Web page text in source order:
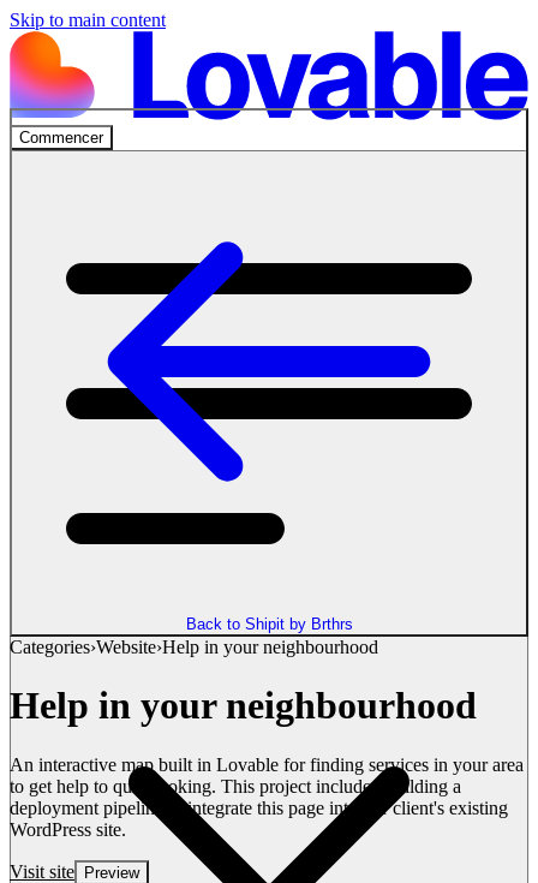
Skip to main content
Commencer
Back to Shipit by Brthrs
Categories›Website›Help in your neighbourhood
Help in your neighbourhood
An interactive map built in Lovable for finding services in your area
to get help to quit smoking. This project included building a
deployment pipeline to integrate this page into our client's existing
WordPress site.
Visit site Preview